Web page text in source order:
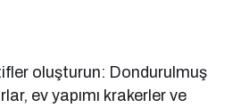
oluşturun: Dondurulmuş
ev yapımı krakerler ve